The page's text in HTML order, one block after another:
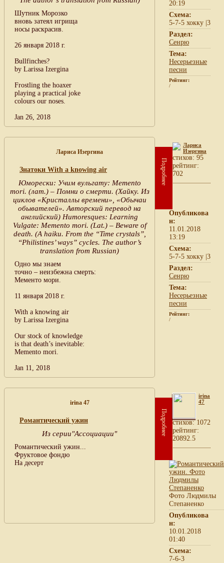
Шутник Морозко
вновь затеял игрища
носы раскрасив.
26 января 2018 г.
Bullfinches?
by Larissa Izergina
Frostling the hoaxer
playing a practical joke
colours our noses.
Jan 26, 2018
20:19
Схема:
5-7-5 хокку |3
Раздел:
Сенрю
Тема:
Несерьезные
песни
Рейтинг:
/
Лариса Изергина
Знатоки With a knowing air
Юморески: Учим вульгату: Memento
mori. (лат.) – Помни о смерти. (Хайку. Из
циклов «Кристаллы времени», «Обычаи
обывателей». Авторский перевод на
английский) Humoresques: Learning
Vulgate: Memento mori. (Lat.) – Beware of
death. (A haiku. From the “Time crystals”,
“Philistines’ ways” cycles. The author’s
translation from Russian)
Одно мы знаем
точно – неизбежна смерть:
Мементо мори.
11 января 2018 г.
With a knowing air
by Larissa Izergina
Our stock of knowledge
is that death’s inevitable:
Memento mori.
Jan 11, 2018
Подробнее
Лариса
Изергина
cтихов: 95
рейтинг:
702
Опубликова
н:
11.01.2018
13:19
Схема:
5-7-5 хокку |3
Раздел:
Сенрю
Тема:
Несерьезные
песни
Рейтинг:
/
irina 47
Романтический ужин
Из серии"Ассоциации"
Романтический ужин...
Фруктовое фондю
На десерт
Подробнее
irina
47
cтихов: 1072
рейтинг:
20892.5
Фото Людмилы
Степаненко
Опубликова
н:
10.01.2018
01:40
Схема:
7-6-3